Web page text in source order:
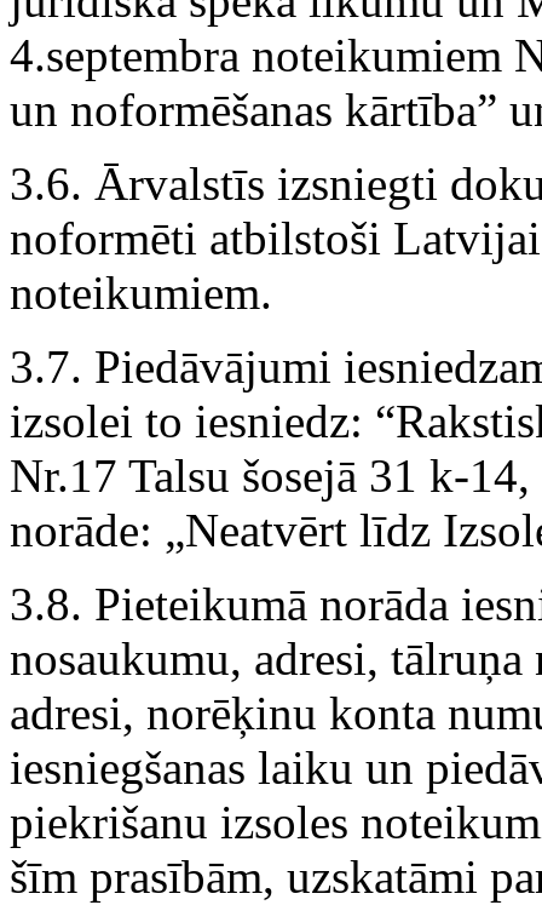
4.septembra noteikumiem
un noformēšanas kārtība”
3.6. Ārvalstīs izsniegti
noformēti atbilstoši
noteikumiem.
3.7. Piedāvājumi
izsolei to iesniedz:
Nr.17 Talsu šosejā 31 k-
norāde: „Neatvērt līdz
3.8. Pieteikumā norāda
nosaukumu, adresi,
adresi, norēķinu konta
iesniegšanas laiku un
piekrišanu izsoles
šīm prasībām, uzskatāmi